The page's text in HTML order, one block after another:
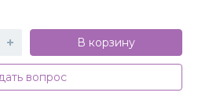
В корзину
вопрос